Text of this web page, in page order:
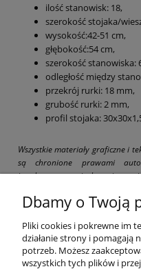
ilość stanowisk: 18,
szerokość stojaka/
wysokość:42-51 cm,
głębokość:54 cm,
szerokość stanowiska:
odległość między
przekrój rurki: 18 mm,
grubość rurki: 2 mm,
profil stojaka:
Wszystkie materiały graficzne i
są chronione prawami
i wykorzystywanie bez
Dbamy o Twoją
Pliki cookies i pokrewne im
działanie strony i pomagają
potrzeb. Możesz
wszystkich tych plików i